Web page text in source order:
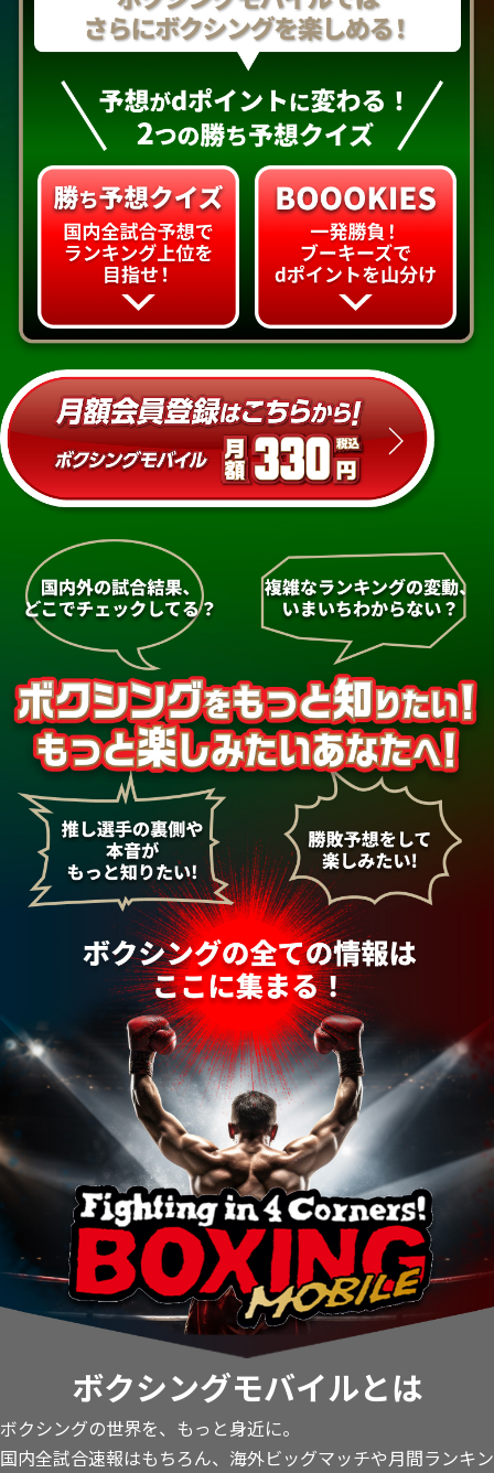
ボクシングモバイルとは
ボクシングの世界を、もっと身近に。
国内全試合速報はもちろん、海外ビッグマッチや月間ランキン